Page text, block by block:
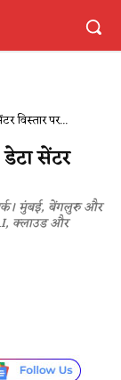
विस्तार पर...
सेंटर
मुंबई, बेंगलुरु और
क्लाउड और